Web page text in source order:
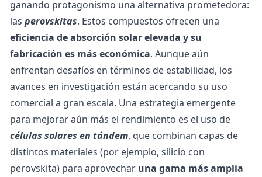
ganando protagonismo una alternativa prometedora:
las perovskitas. Estos compuestos ofrecen una
eficiencia de absorción solar elevada y su
fabricación es más económica. Aunque aún
enfrentan desafíos en términos de estabilidad, los
avances en investigación están acercando su uso
comercial a gran escala. Una estrategia emergente
para mejorar aún más el rendimiento es el uso de
células solares en tándem, que combinan capas de
distintos materiales (por ejemplo, silicio con
perovskita) para aprovechar una gama más amplia